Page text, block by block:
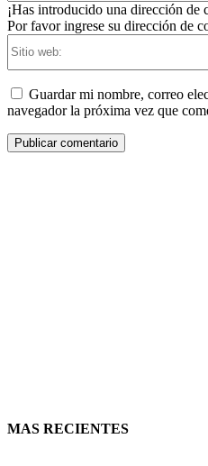
¡Has introducido una dirección de
Por favor ingrese su dirección de
Guardar mi nombre, correo
navegador la próxima vez que
MAS RECIENTES